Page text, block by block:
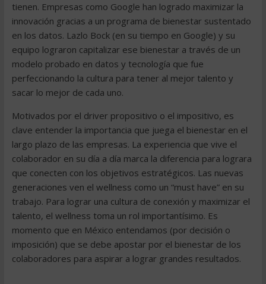
tienen. Empresas como Google han logrado maximizar la
innovación gracias a un programa de bienestar sustentado
en los datos. Lazlo Bock (en su tiempo en Google) y su
equipo lograron capitalizar ese bienestar a través de un
modelo probado en datos y tecnología que fue
perfeccionando la cultura para tener al mejor talento y
sacar lo mejor de cada uno.
Motivados por el driver propositivo o el impositivo, es
clave entender la importancia que juega el bienestar en el
largo plazo de las empresas. La experiencia que vive el
colaborador en su día a día marca la diferencia para lograra
que conecten con los objetivos estratégicos. Las nuevas
generaciones ven el wellness como un “must have” en su
trabajo. Para lograr una cultura de conexión y maximizar el
talento, el wellness toma un rol importantísimo. Es
momento que en México entendamos (por decisión o
imposición) que se debe apostar por el bienestar de los
colaboradores para aspirar a lograr grandes resultados.